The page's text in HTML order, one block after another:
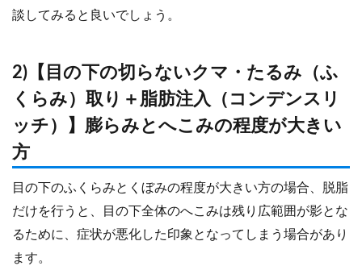
談してみると良いでしょう。
2)【目の下の切らないクマ・たるみ（ふ
くらみ）取り＋脂肪注入（コンデンスリ
ッチ）】膨らみとへこみの程度が大きい
方
目の下のふくらみとくぼみの程度が大きい方の場合、脱脂
だけを行うと、目の下全体のへこみは残り広範囲が影とな
るために、症状が悪化した印象となってしまう場合があり
ます。